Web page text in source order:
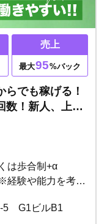
売上
最大95%バック
でも稼げる！
数！新人、上京
は歩合制+α
考慮して決定致します
5 G1ビルB1